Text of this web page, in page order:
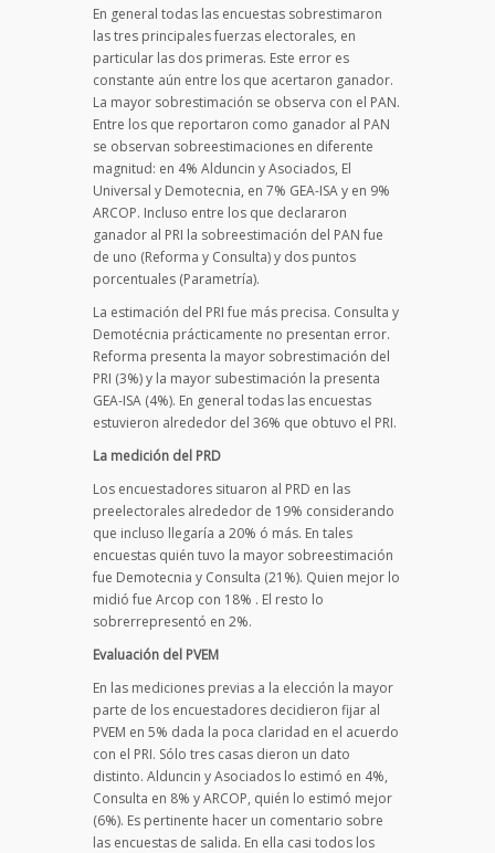
En general todas las encuestas sobrestimaron
las tres principales fuerzas electorales, en
particular las dos primeras. Este error es
constante aún entre los que acertaron ganador.
La mayor sobrestimación se observa con el PAN.
Entre los que reportaron como ganador al PAN
se observan sobreestimaciones en diferente
magnitud: en 4% Alduncin y Asociados, El
Universal y Demotecnia, en 7% GEA-ISA y en 9%
ARCOP. Incluso entre los que declararon
ganador al PRI la sobreestimación del PAN fue
de uno (Reforma y Consulta) y dos puntos
porcentuales (Parametría).
La estimación del PRI fue más precisa. Consulta y
Demotécnia prácticamente no presentan error.
Reforma presenta la mayor sobrestimación del
PRI (3%) y la mayor subestimación la presenta
GEA-ISA (4%). En general todas las encuestas
estuvieron alrededor del 36% que obtuvo el PRI.
La medición del PRD
Los encuestadores situaron al PRD en las
preelectorales alrededor de 19% considerando
que incluso llegaría a 20% ó más. En tales
encuestas quién tuvo la mayor sobreestimación
fue Demotecnia y Consulta (21%). Quien mejor lo
midió fue Arcop con 18% . El resto lo
sobrerrepresentó en 2%.
Evaluación del PVEM
En las mediciones previas a la elección la mayor
parte de los encuestadores decidieron fijar al
PVEM en 5% dada la poca claridad en el acuerdo
con el PRI. Sólo tres casas dieron un dato
distinto. Alduncin y Asociados lo estimó en 4%,
Consulta en 8% y ARCOP, quién lo estimó mejor
(6%). Es pertinente hacer un comentario sobre
las encuestas de salida. En ella casi todos los